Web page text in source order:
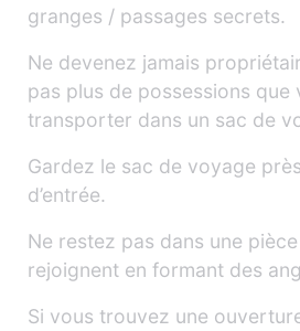
granges / passages secrets.
Ne devenez jamais
pas plus de possessions que
transporter dans un sac de
Gardez le sac de voyage
d’entrée.
Ne restez pas dans une
rejoignent en formant des
Si vous trouvez une